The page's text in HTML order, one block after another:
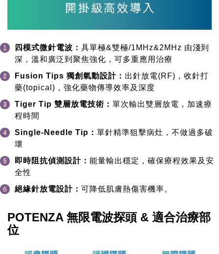
四模式微針電波： 具單極&雙極/1MHz&2MHz 由淺到
深，溫和廣泛到聚焦強化，可多重應用治療
Fusion Tips 獨創氣動設計： 出針放電(RF)，收針打
藥(topical)，強化藥物傳導效率及深度
Tiger Tip 雙層放電技術： 單次輸出雙層放電，加速療
程時間
Single-Needle Tip： 單針精準狙擊病灶，不做過多破
壞
即時阻抗偵測設計： 能量輸出穩定，確保療程效果及安
全性
絕緣針放電設計： 可降低肌膚熱傷害機率。
POTENZA 無限電波探頭 & 適合治療部
位